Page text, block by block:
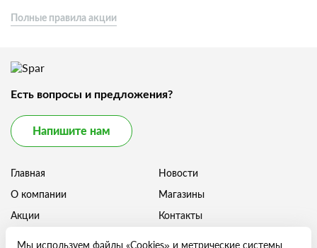
Полные правила акции
Есть вопросы и предложения?
Напишите нам
Главная
О компании
Акции
Новости
Магазины
Контакты
Мы используем файлы «Cookies» и метрические системы